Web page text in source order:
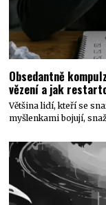
Obsedantně
vězení a jak
Většina lidí, kteří se
myšlenkami bojují,